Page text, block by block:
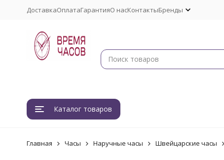
ДоставкаОплатаГарантияО насКонтактыБренды
Каталог товаров
Главная Часы Наручные часы Швейцарские часы